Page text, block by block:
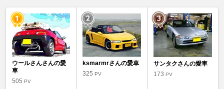
ウールさんさんの愛
車
505 PV
ksmarmrさんの愛車
325PV
サンタクさんの愛車
173 PV